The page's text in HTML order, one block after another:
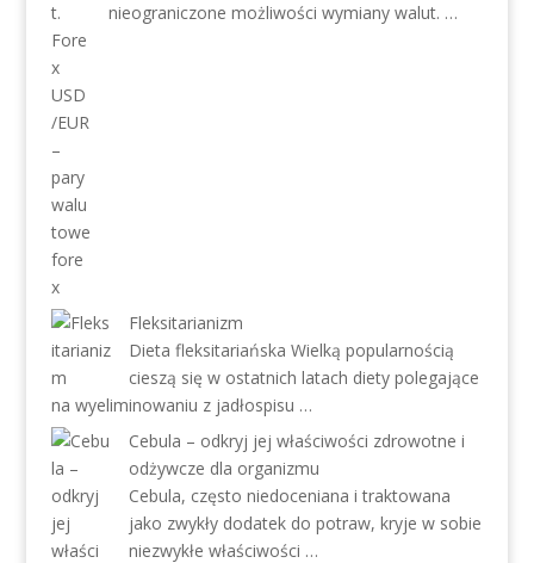
nieograniczone możliwości wymiany walut. …
Fleksitarianizm
Dieta fleksitariańska Wielką popularnością
cieszą się w ostatnich latach diety polegające
na wyeliminowaniu z jadłospisu …
Cebula – odkryj jej właściwości zdrowotne i
odżywcze dla organizmu
Cebula, często niedoceniana i traktowana
jako zwykły dodatek do potraw, kryje w sobie
niezwykłe właściwości …